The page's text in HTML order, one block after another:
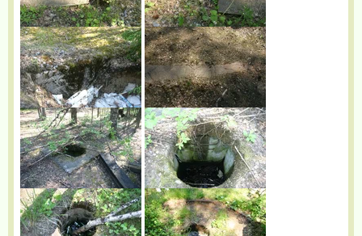
Фотографии в альбоме « "Красная горка"»babs71на
Яндекс.Фотках